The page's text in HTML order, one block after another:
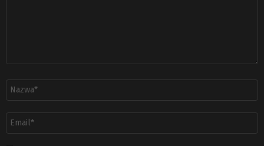
email
*